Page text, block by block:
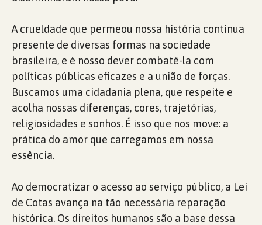
A crueldade que permeou nossa história continua
presente de diversas formas na sociedade
brasileira, e é nosso dever combatê-la com
políticas públicas eficazes e a união de forças.
Buscamos uma cidadania plena, que respeite e
acolha nossas diferenças, cores, trajetórias,
religiosidades e sonhos. É isso que nos move: a
prática do amor que carregamos em nossa
essência.
Ao democratizar o acesso ao serviço público, a Lei
de Cotas avança na tão necessária reparação
histórica. Os direitos humanos são a base dessa